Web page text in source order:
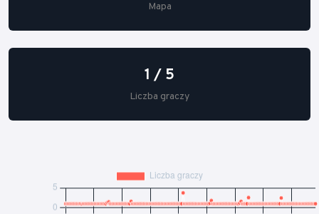
Mapa
1 / 5
Liczba graczy